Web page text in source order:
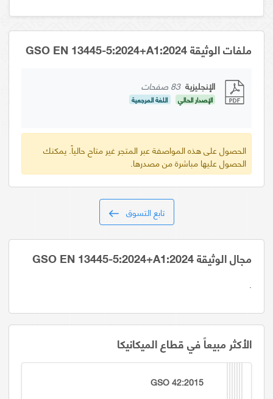
ملفات الوثيقة GSO EN 13445-5:2024+A1:2024
الإنجليزية 83 صفحات
الإصدار الحالي اللغة المرجعية
الحصول على هذه المواصفة عبر المتجر غير متاح حالياً. يمكنك
الحصول عليها مباشرة من مصدرها.
تابع التسوق
مجال الوثيقة GSO EN 13445-5:2024+A1:2024
.
الأكثر مبيعاً في قطاع الميكانيكا
GSO 42:2015